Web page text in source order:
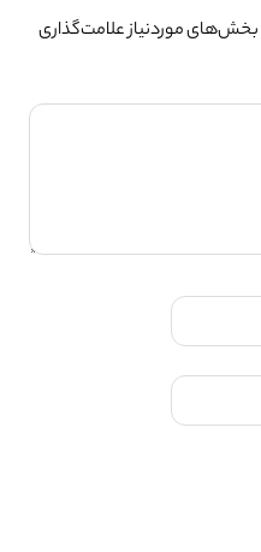
بخش‌های موردنیاز علامت‌گذاری